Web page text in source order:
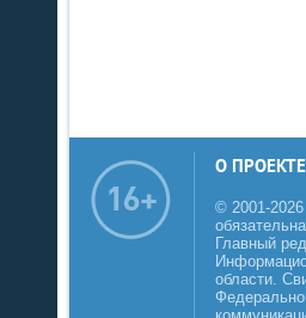
О ПРОЕКТЕ
© 2001-
Главный
области.